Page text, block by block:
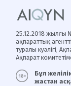
25.12.2018 жылғы
ақпараттық
туралы куәлігі,
Ақпарат
Бұл
жастан